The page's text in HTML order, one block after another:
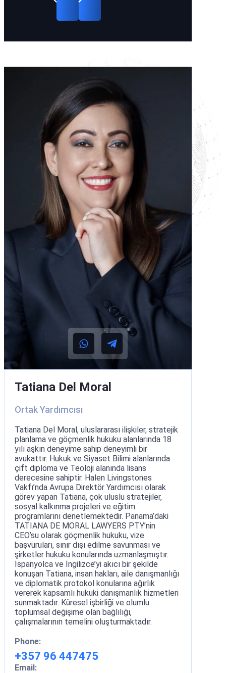
Tatiana Del Moral
Ortak Yardımcısı
Tatiana Del Moral, uluslararası ilişkiler, stratejik
planlama ve göçmenlik hukuku alanlarında 18
yılı aşkın deneyime sahip deneyimli bir
avukattır. Hukuk ve Siyaset Bilimi alanlarında
çift diploma ve Teoloji alanında lisans
derecesine sahiptir. Halen Livingstones
Vakfı’nda Avrupa Direktör Yardımcısı olarak
görev yapan Tatiana, çok uluslu stratejiler,
sosyal kalkınma projeleri ve eğitim
programlarını denetlemektedir. Panama’daki
TATIANA DE MORAL LAWYERS PTY’nin
CEO’su olarak göçmenlik hukuku, vize
başvuruları, sınır dışı edilme savunması ve
şirketler hukuku konularında uzmanlaşmıştır.
İspanyolca ve İngilizce’yi akıcı bir şekilde
konuşan Tatiana, insan hakları, aile danışmanlığı
ve diplomatik protokol konularına ağırlık
vererek kapsamlı hukuki danışmanlık hizmetleri
sunmaktadır. Küresel işbirliği ve olumlu
toplumsal değişime olan bağlılığı,
çalışmalarının temelini oluşturmaktadır.
Phone:
+357 96 447475
Email: